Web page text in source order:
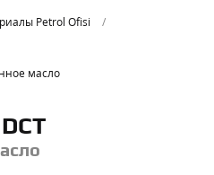
Petrol Ofisi
масло